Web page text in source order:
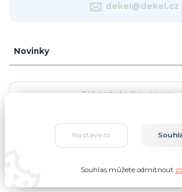
dekel@dekel.cz
Novinky
Zobrazit všechny novinky
Nastavení
Souhlas můžete odmítnout